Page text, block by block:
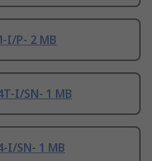
I/P- 2 MB
I/SN- 1 MB
I/SN- 1 MB